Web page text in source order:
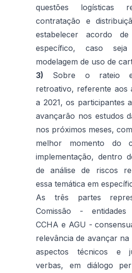
questões logísticas
contratação e
estabelecer acordo de
específico, caso
modelagem de uso de
3) Sobre o rateio
retroativo, referente aos
a 2021, os participantes
avançarão nos estudos
nos próximos meses,
melhor momento do
implementação, dentro
de análise de riscos
essa temática em
As três partes
Comissão - entidades
CCHA e AGU -
relevância de avançar na
aspectos técnicos e
verbas, em diálogo